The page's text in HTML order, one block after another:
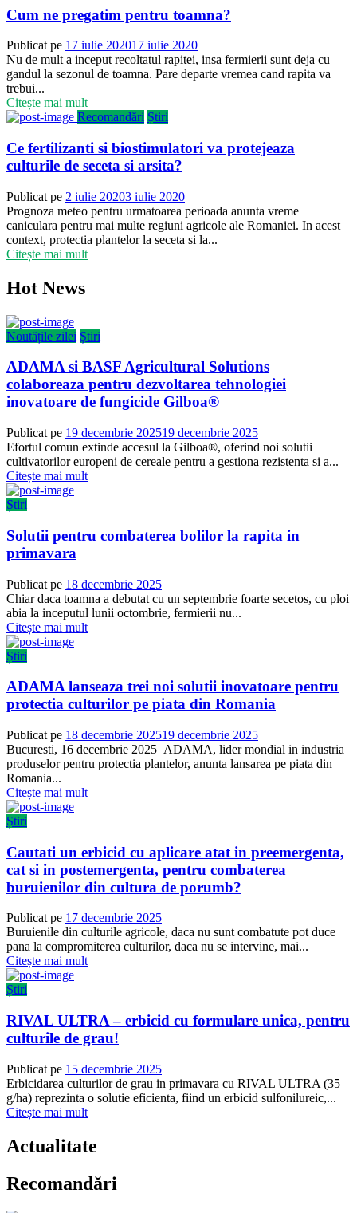
Cum ne pregatim pentru toamna?
Publicat pe 17 iulie 202017 iulie 2020
Nu de mult a inceput recoltatul rapitei, insa fermierii sunt deja cu
gandul la sezonul de toamna. Pare departe vremea cand rapita va
trebui...
Citește mai mult
Recomandări Știri
Ce fertilizanti si biostimulatori va protejeaza
culturile de seceta si arsita?
Publicat pe 2 iulie 20203 iulie 2020
Prognoza meteo pentru urmatoarea perioada anunta vreme
caniculara pentru mai multe regiuni agricole ale Romaniei. In acest
context, protectia plantelor la seceta si la...
Citește mai mult
Hot News
Noutățile zilei Știri
ADAMA si BASF Agricultural Solutions
colaboreaza pentru dezvoltarea tehnologiei
inovatoare de fungicide Gilboa®
Publicat pe 19 decembrie 202519 decembrie 2025
Efortul comun extinde accesul la Gilboa®, oferind noi solutii
cultivatorilor europeni de cereale pentru a gestiona rezistenta si a...
Citește mai mult
Știri
Solutii pentru combaterea bolilor la rapita in
primavara
Publicat pe 18 decembrie 2025
Chiar daca toamna a debutat cu un septembrie foarte secetos, cu ploi
abia la inceputul lunii octombrie, fermierii nu...
Citește mai mult
Știri
ADAMA lanseaza trei noi solutii inovatoare pentru
protectia culturilor pe piata din Romania
Publicat pe 18 decembrie 202519 decembrie 2025
Bucuresti, 16 decembrie 2025 ADAMA, lider mondial in industria
produselor pentru protectia plantelor, anunta lansarea pe piata din
Romania...
Citește mai mult
Știri
Cautati un erbicid cu aplicare atat in preemergenta,
cat si in postemergenta, pentru combaterea
buruienilor din cultura de porumb?
Publicat pe 17 decembrie 2025
Buruienile din culturile agricole, daca nu sunt combatute pot duce
pana la compromiterea culturilor, daca nu se intervine, mai...
Citește mai mult
Știri
RIVAL ULTRA – erbicid cu formulare unica, pentru
culturile de grau!
Publicat pe 15 decembrie 2025
Erbicidarea culturilor de grau in primavara cu RIVAL ULTRA (35
g/ha) reprezinta o solutie eficienta, fiind un erbicid sulfonilureic,...
Citește mai mult
Actualitate
Recomandări